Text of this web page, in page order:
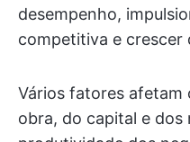
desempenho,
competitiva e crescer
Vários fatores afetam
obra, do capital e dos